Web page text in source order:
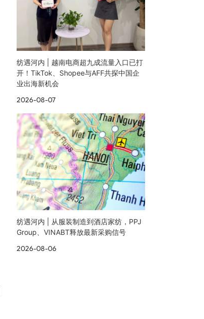
纺遇河内 | 越南电商超九成流量入口已打
开！TikTok、Shopee与AFF共探中国企
业出海新机会
2026-08-07
纺遇河内 | 从服装制造到酒店家纺，PPJ
Group、VINABT释放最新采购信号
2026-08-06